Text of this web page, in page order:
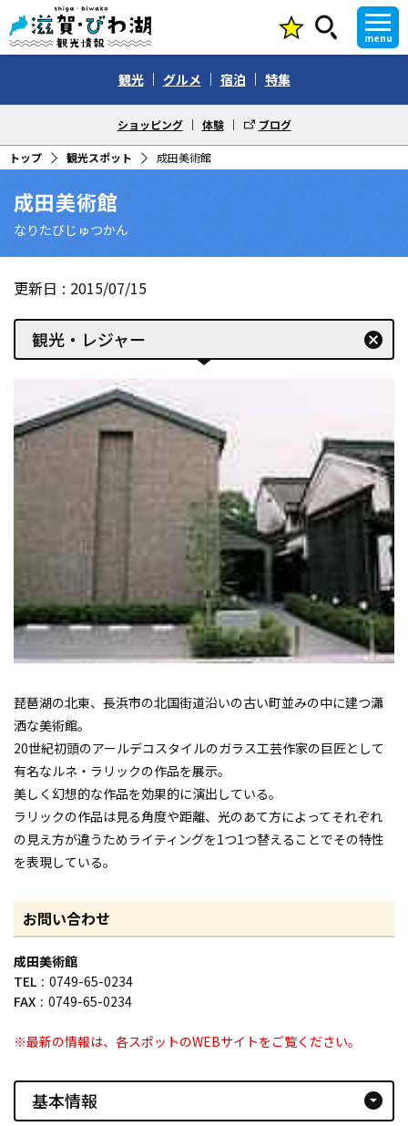
menu
観光 グルメ 宿泊 特集
ショッピング 体験 ブログ
トップ 観光スポット 成田美術館
成田美術館
なりたびじゅつかん
更新日 2015/07/15
観光・レジャー cancel
琵琶湖の北東、長浜市の北国街道沿いの古い町並みの中に建つ瀟
洒な美術館。
20世紀初頭のアールデコスタイルのガラス工芸作家の巨匠として
有名なルネ・ラリックの作品を展示。
美しく幻想的な作品を効果的に演出している。
ラリックの作品は見る角度や距離、光のあて方によってそれぞれ
の見え方が違うためライティングを1つ1つ替えることでその特性
を表現している。
お問い合わせ
成田美術館
TEL
0749-65-0234
FAX
0749-65-0234
※最新の情報は、各スポットのWEBサイトをご覧ください。
基本情報 arrow_drop_down_circle